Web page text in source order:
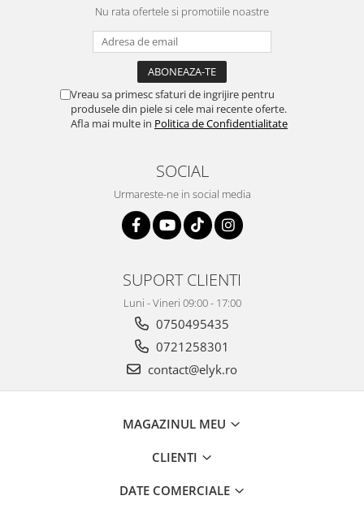
Nu rata ofertele si promotiile noastre
Vreau sa primesc sfaturi de ingrijire pentru
produsele din piele si cele mai recente oferte.
Afla mai multe in Politica de Confidentialitate
SOCIAL
Urmareste-ne in social media
SUPORT CLIENTI
Luni - Vineri 09:00 - 17:00
0750495435
0721258301
contact@elyk.ro
MAGAZINUL MEU
CLIENTI
DATE COMERCIALE